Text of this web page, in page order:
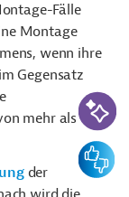
Fälle
Montage
wenn ihre
Gegensatz
mehr als
der
KI-